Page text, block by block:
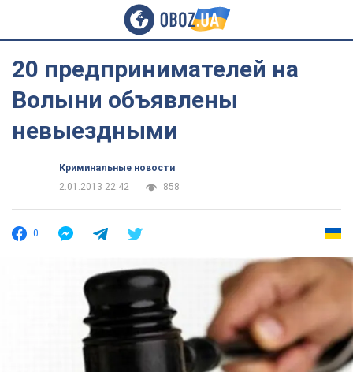
20 предпринимателей на
Волыни объявлены
невыездными
Криминальные новости
2.01.2013 22:42
858
0